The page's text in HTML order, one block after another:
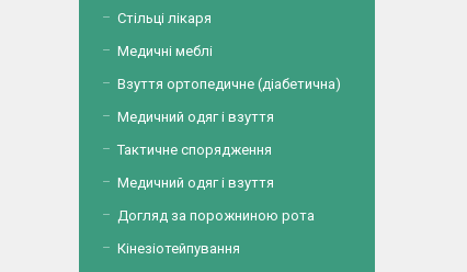
Стільці лікаря
Медичні меблі
Взуття ортопедичне (діабетична)
Медичний одяг і взуття
Тактичне спорядження
Медичний одяг і взуття
Догляд за порожниною рота
Кінезіотейпування